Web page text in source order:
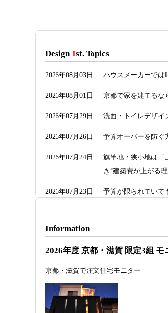
Design 1st. Topics
2026年08月03日 ハウスメーカーでは
2026年08月01日 京都で家を建てるな
2026年07月29日 洗面・トイレデザイ
2026年07月26日 予算オーバーを防
2026年07月24日
旗竿地・狭小地は「
き“建築費が上がる
2026年07月23日 予算が限られていて
2026年07月13日
2026年07月11日
京都・滋賀で注文
3D設計で理想の家づ
2026年07月09日
2026年07月07日 【残り1組限定】
Information
2026年度 京都・滋賀 限定3組 モ
京都・滋賀で注文住宅モニター